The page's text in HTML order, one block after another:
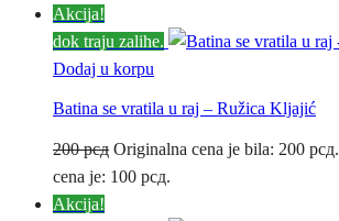
Akcija!
dok traju zalihe.
Dodaj u korpu
Batina se vratila u raj – Ružica Kljajić
200рсд Originalna cena je bila: 200 рсд.
cena je: 100 рсд.
Akcija!